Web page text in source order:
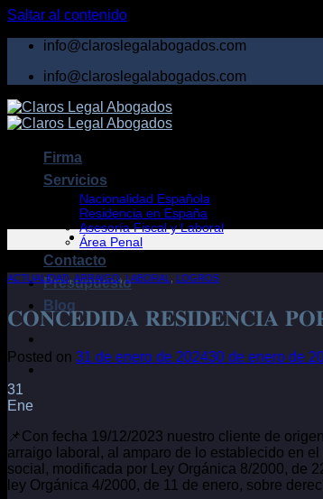
Saltar al contenido
info@claroslegalabogados.com
info@claroslegalabogados.com
Firma
Servicios
Nacionalidad Española
Residencia en España
Asesoría Fiscal y Laboral
Área Penal
Contacto
Presupuesto
Blog
ACTUALIDAD,ARRAIGO, LABORAL LOGROS
𝐂𝐎𝐍𝐂𝐄𝐃𝐈𝐃𝐀 𝐑𝐄𝐒𝐈𝐃𝐄𝐍𝐂𝐈𝐀
Posted on 31 de enero de 202430 de enero de
31
Ene
📌Con fecha 19/12/2023 nuestro cliente de
arraigo laboral, al amparo de lo establecido en
social, modificada por Ley Orgánica 8/2000, de
ley Orgánica 4/2000, de 11 de enero, sobre